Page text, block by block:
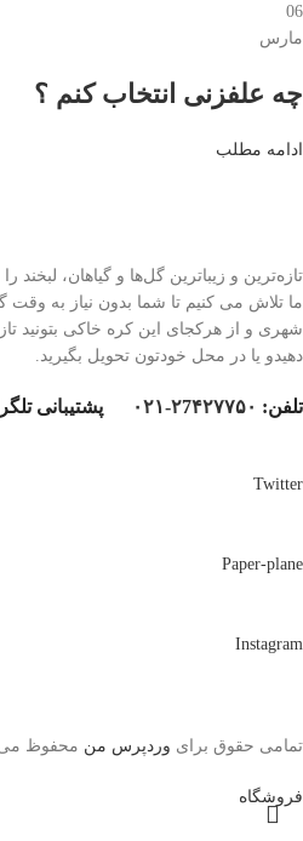
06
مارس
چه علفزنی انتخاب کنم ؟
ادامه مطلب
تازه‌ترین و زیباترین گل‌ها و گیاهان، لبخند
ما تلاش می کنیم تا شما بدون نیاز به وقت
شهری و از هرکجای این کره خاکی بتونید
دهیدو یا در محل خودتون تحویل بگیرید.
تلفن: ۲7۴۲۷۷۵۰-۰۲۱ پشتیبانی
Twitter
Paper-plane
Instagram
تمامی حقوق برای وردپرس من محفوظ می
فروشگاه